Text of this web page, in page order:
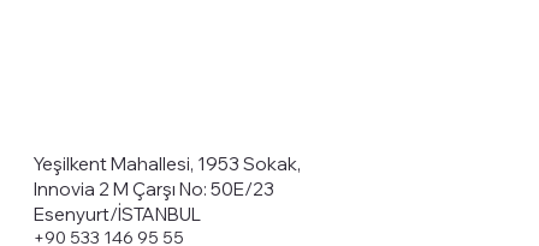
Yeşilkent Mahallesi, 1953 Sokak,
Innovia 2 M Çarşı No: 50E/23
Esenyurt/İSTANBUL
+90 533 146 95 55